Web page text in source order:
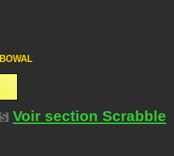
BOWAL
Voir section Scrabble